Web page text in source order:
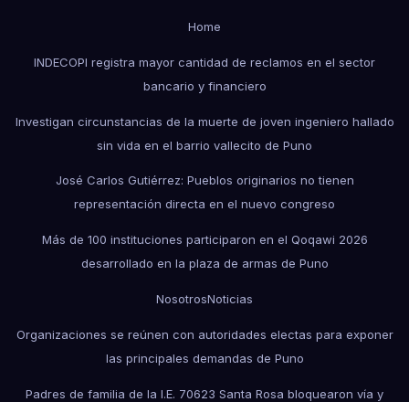
Home
INDECOPI registra mayor cantidad de reclamos en el sector
bancario y financiero
Investigan circunstancias de la muerte de joven ingeniero hallado
sin vida en el barrio vallecito de Puno
José Carlos Gutiérrez: Pueblos originarios no tienen
representación directa en el nuevo congreso
Más de 100 instituciones participaron en el Qoqawi 2026
desarrollado en la plaza de armas de Puno
NosotrosNoticias
Organizaciones se reúnen con autoridades electas para exponer
las principales demandas de Puno
Padres de familia de la I.E. 70623 Santa Rosa bloquearon vía y